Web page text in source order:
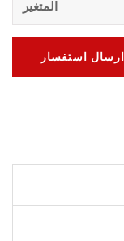
المتغير
ارسال استفسار